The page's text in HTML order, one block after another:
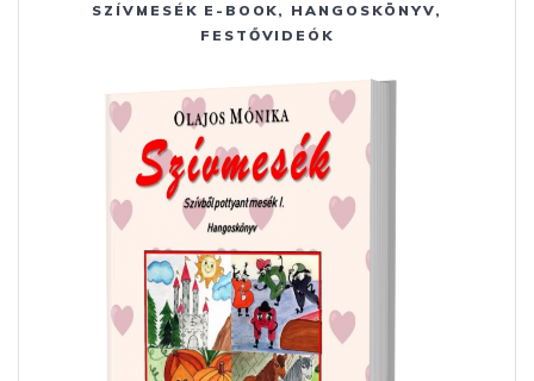
SZÍVMESÉK E-BOOK, HANGOSKÖNYV,
FESTŐVIDEÓK